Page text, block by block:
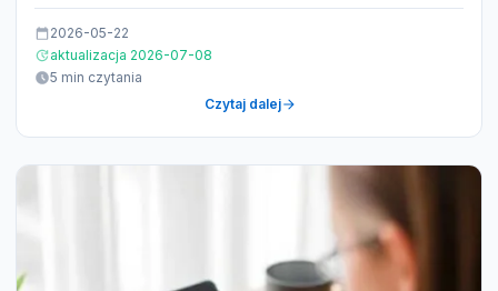
2026-05-22
aktualizacja 2026-07-08
5 min czytania
Czytaj dalej